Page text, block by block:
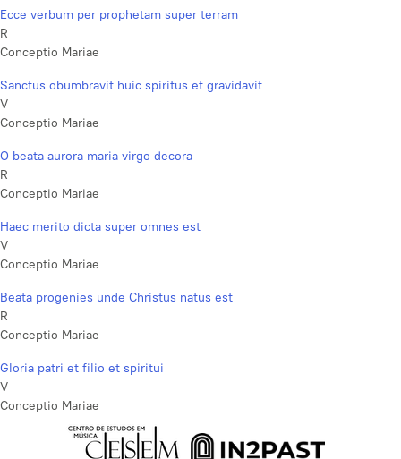
Ecce verbum per prophetam super terram
R
Conceptio Mariae
Sanctus obumbravit huic spiritus et gravidavit
V
Conceptio Mariae
O beata aurora maria virgo decora
R
Conceptio Mariae
Haec merito dicta super omnes est
V
Conceptio Mariae
Beata progenies unde Christus natus est
R
Conceptio Mariae
Gloria patri et filio et spiritui
V
Conceptio Mariae